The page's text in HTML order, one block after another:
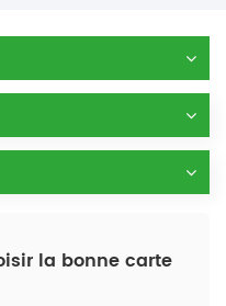
la bonne carte